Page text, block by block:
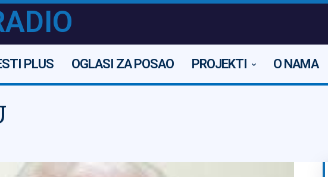
PLUS OGLASI ZA POSAO PROJEKTI O NAMA